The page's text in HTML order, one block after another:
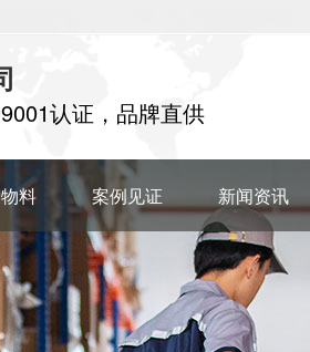
认证，品牌直供
料 案例见证 新闻资讯